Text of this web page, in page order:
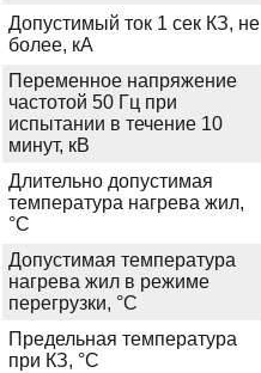
Допустимый ток 1 сек КЗ, не
более, кА
Переменное напряжение
частотой 50 Гц при
испытании в течение 10
минут, кВ
Длительно допустимая
температура нагрева жил,
°С
Допустимая температура
нагрева жил в режиме
перегрузки, °С
Предельная температура
при КЗ, °С